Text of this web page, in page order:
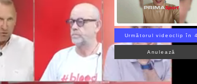
Următorul videoclip în 2
Anulează